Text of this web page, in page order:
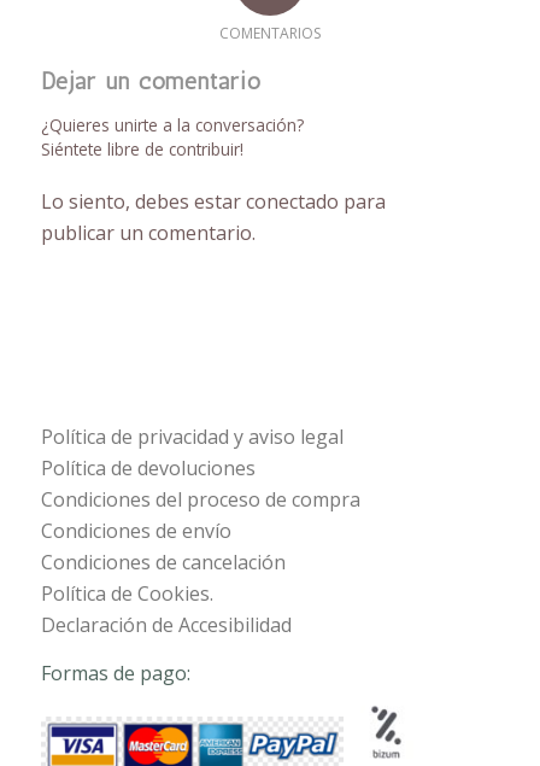
COMENTARIOS
Dejar un comentario
¿Quieres unirte a la conversación?
Siéntete libre de contribuir!
Lo siento, debes estarconectado para
publicar un comentario.
Política de privacidad y aviso legal
Política de devoluciones
Condiciones del proceso de compra
Condiciones de envío
Condiciones de cancelación
Política de Cookies.
Declaración de Accesibilidad
Formas de pago: